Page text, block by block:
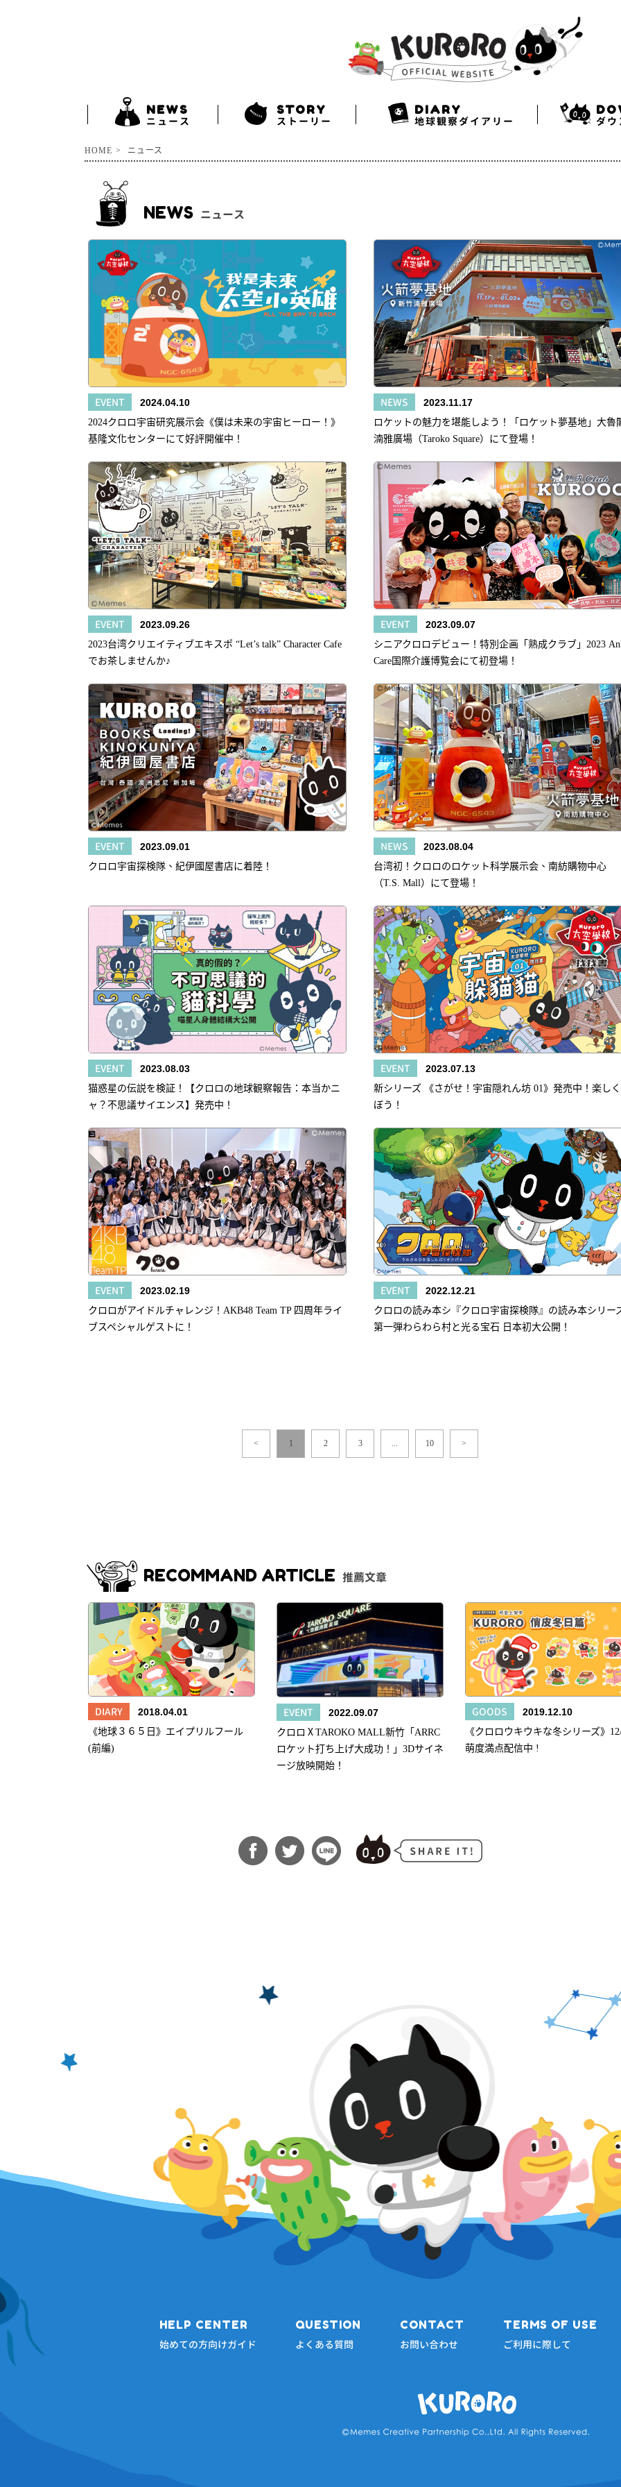
NEWS
ニュース
STORY
ストーリー
DIARY
地球観察ダイアリー ダ
HOME ニュース
NEWS ニュース
EVENT 2024.04.10
2024クロロ宇宙研究展示会《僕は未来の宇宙ヒーロー！》
基隆文化センターにて好評開催中！
NEWS 2023.11.17
ロケットの魅力を堪能しよう！「ロケット夢基地」大魯
湳雅廣場（Taroko Square）にて登場！
EVENT 2023.09.26
2023台湾クリエイティブエキスポ “Let’s talk” Character Cafe
でお茶しませんか♪
EVENT 2023.09.07
シニアクロロデビュー！特別企画「熟成クラブ」2023
Care国際介護博覧会にて初登場！
EVENT 2023.09.01
クロロ宇宙探検隊、紀伊國屋書店に着陸！
NEWS 2023.08.04
台湾初！クロロのロケット科学展示会、南紡購物中心
（T.S. Mall）にて登場！
EVENT 2023.08.03
猫惑星の伝説を検証！【クロロの地球観察報告：本当かニ
ャ？不思議サイエンス】発売中！
EVENT 2023.07.13
新シリーズ 《さがせ！宇宙隠れん坊 01》発売中！楽し
ぼう！
EVENT 2023.02.19
クロロがアイドルチャレンジ！AKB48 Team TP 四周年ライ
ブスペシャルゲストに！
EVENT 2022.12.21
クロロの読み本シ『クロロ宇宙探検隊』の読み本シリー
第一弾わらわら村と光る宝石 日本初大公開！
< 1 2 3 10 >
RECOMMAND ARTICLE 推薦文章
DIARY 2018.04.01
《地球３６５日》エイプリルフール
(前編)
EVENT 2022.09.07
クロロⅩTAROKO MALL新竹「ARRC
ロケット打ち上げ大成功！」3Dサイネ
ージ放映開始！
GOODS 2019.12.10
《クロロウキウキな冬シリーズ》
萌度満点配信中 !
HELP CENTER
始めての方向けガイド
QUESTION
よくある質問
CONTACT
お問い合わせ
TERMS OF USE
ご利用に際して